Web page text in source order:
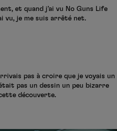
et quand j’ai vu No Guns Life
vu, je me suis arrêté net.
pas à croire que je voyais un
pas un dessin un peu bizarre
découverte.